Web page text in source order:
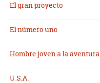
El gran proyecto
El número uno
Hombre joven a la aventura
U.S.A.